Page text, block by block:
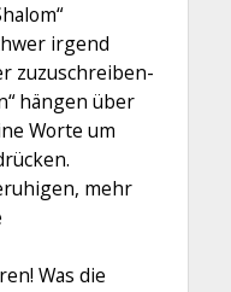
irgend
zuzuschreiben-
hängen über
Worte um
mehr
Was die